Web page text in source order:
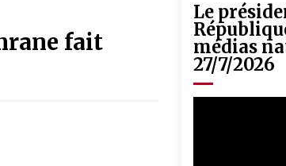
Oum el
4
5
fait
Le
médias
27/7/2026